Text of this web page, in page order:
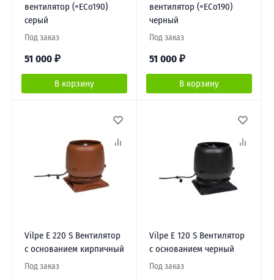
вентилятор (=ECo190)
серый
Под заказ
51 000 ₽
В корзину
вентилятор (=ECo190)
черный
Под заказ
51 000 ₽
В корзину
Vilpe E 220 S Вентилятор
с основанием кирпичный
Под заказ
Vilpe E 120 S Вентилятор
c основанием черный
Под заказ